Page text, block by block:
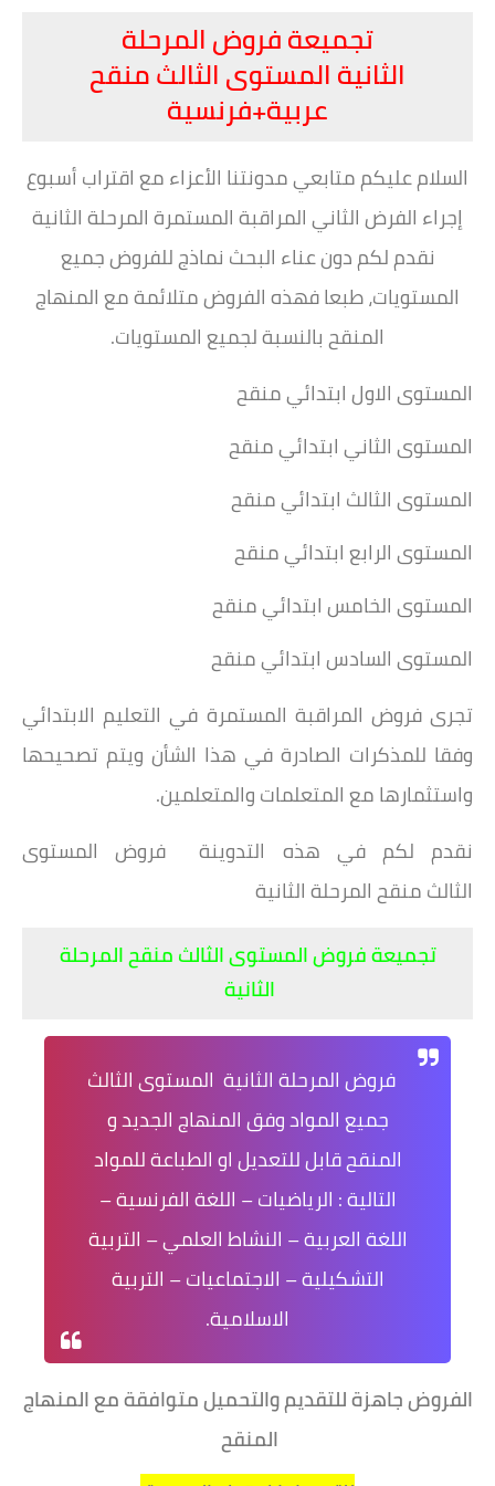
تجميعة فروض المرحلة
الثانية المستوى الثالث منقح
عربية+فرنسية
السلام عليكم متابعي مدونتنا الأعزاء مع اقتراب أسبوع
إجراء الفرض الثاني المراقبة المستمرة المرحلةالثانية
نقدم لكم دون عناء البحث نماذج للفروض جميع
المستويات، طبعا فهذه الفروض متلائمة مع المنهاج
المنقح بالنسبة لجميع المستويات.
المستوى الاول ابتدائي منقح
المستوى الثاني ابتدائي منقح
المستوى الثالث ابتدائي منقح
المستوى الرابع ابتدائي منقح
المستوى الخامس ابتدائي منقح
المستوى السادس ابتدائي منقح
تجرى فروض المراقبة المستمرة في التعليم الابتدائي
وفقا للمذكرات الصادرة في هذا الشأن ويتم تصحيحها
واستثمارها مع المتعلمات والمتعلمين.
نقدم لكم في هذه التدوينة فروض المستوى
الثالث منقح المرحلة الثانية
تجميعة فروض المستوى الثالث منقح المرحلة
الثانية
فروض المرحلة الثانية المستوى الثالث
جميع المواد وفق المنهاج الجديد و
المنقح قابل للتعديل او الطباعة للمواد
التالية : الرياضيات – اللغة الفرنسية –
اللغة العربية – النشاط العلمي – التربية
التشكيلية – الاجتماعيات – التربية
الاسلامية.
الفروض جاهزة للتقديم والتحميل متوافقة مع المنهاج
المنقح